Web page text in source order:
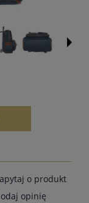
o produkt
opinię